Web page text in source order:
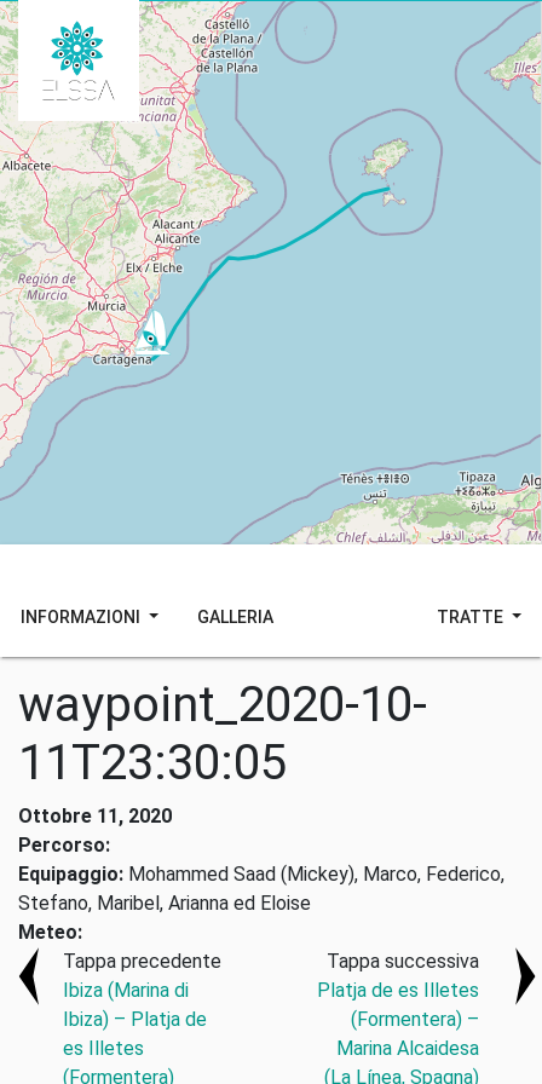
INFORMAZIONI GALLERIA TRATTE
waypoint_2020-10-
11T23:30:05
Ottobre 11, 2020
Percorso:
Equipaggio: Mohammed Saad (Mickey), Marco, Federico,
Stefano, Maribel, Arianna ed Eloise
Meteo:
Tappa precedente
Ibiza (Marina di
Ibiza) – Platja de
es Illetes
(Formentera)
Tappa successiva
Platja de es Illetes
(Formentera) –
Marina Alcaidesa
(La Línea, Spagna)